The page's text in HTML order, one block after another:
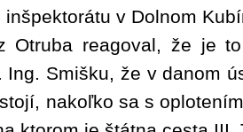
inšpektorátu v Dolnom
Otruba reagoval, že je to
Ing. Smišku, že v danom
nakoľko sa s